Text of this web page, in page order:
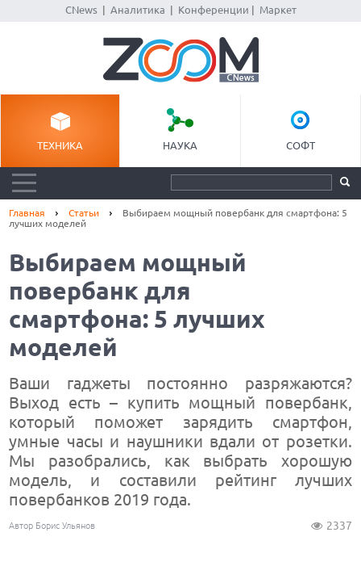
CNews| Аналитика Конференции Маркет
ТЕХНИКА НАУКА СОФТ
Главная Статьи
Выбираем мощный повербанк для смартфона: 5
лучших моделей
Выбираем мощный
повербанк для
смартфона: 5 лучших
моделей
Ваши гаджеты постоянно разряжаются?
Выход есть – купить мощный повербанк,
который поможет зарядить смартфон,
умные часы и наушники вдали от розетки.
Мы разобрались, как выбрать хорошую
модель, и составили рейтинг лучших
повербанков 2019 года.
Автор Борис Ульянов 2337